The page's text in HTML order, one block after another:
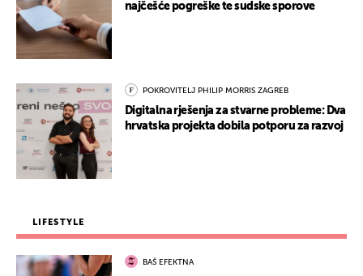
najčešće pogreške te sudske sporove
POKROVITELJ PHILIP MORRIS ZAGREB
Digitalna rješenja za stvarne probleme: Dva
hrvatska projekta dobila potporu za razvoj
LIFESTYLE
BAŠ EFEKTNA